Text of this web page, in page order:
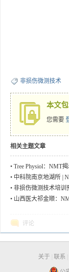
非损伤微测技术
本文
您需要
相关主题文章
• Tree Physiol：NMT
NO3-吸收差异与
• 中科院南京地湖所 |
训现场回顾
• 非损伤微测技术培训
京地理与湖泊研究所
• 山西医大祁金顺：
评论
关于 联系